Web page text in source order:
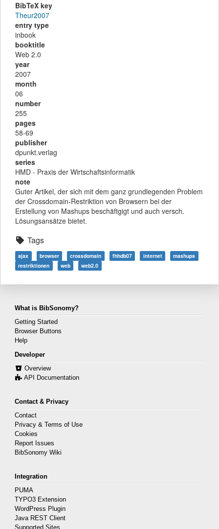
BibTeX key
Theur2007
entry type
inbook
booktitle
Web 2.0
year
2007
month
06
number
255
pages
58-69
publisher
dpunkt.verlag
series
HMD - Praxis der Wirtschaftsinformatik
note
Guter Artikel, der sich mit dem ganz grundlegenden Problem
der Crossdomain-Restriktion von Browsern bei der
Erstellung von Mashups beschäftgigt und auch versch.
Lösungsansätze bietet.
Tags
ajax browser crossdomain fhhdb07 internet
mashups
restriktionen
web web2.0
What is BibSonomy?
Getting Started
Browser Buttons
Help
Developer
Overview
API Documentation
Contact & Privacy
Contact
Privacy & Terms of Use
Cookies
Report Issues
BibSonomy Wiki
Integration
PUMA
TYPO3 Extension
WordPress Plugin
Java REST Client
Supported Sites